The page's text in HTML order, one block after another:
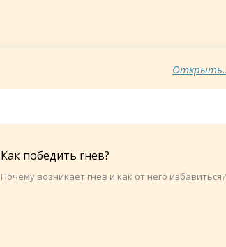
Как победить гнев?
Почему возникает гнев и как от него избавиться?